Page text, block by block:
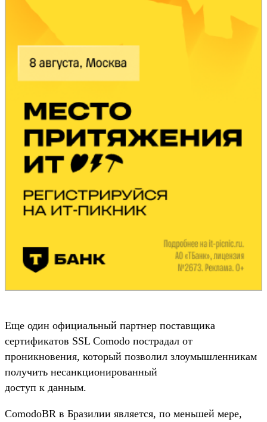
Еще один официальный партнер поставщика
сертификатов SSL Comodo пострадал от
проникновения, который позволил злоумышленникам
получить несанкционированный
доступ к данным.
ComodoBR в Бразилии является, по меньшей мере,